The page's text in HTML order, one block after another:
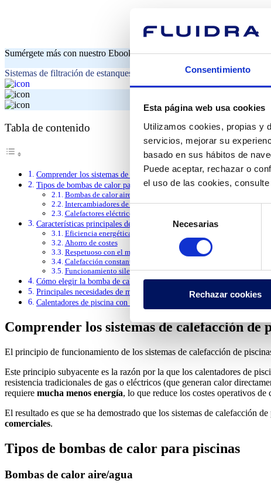
Consentimiento
Esta página web usa cookies
Utilizamos cookies, propias y
servicios, mejorar su
basado en sus hábitos de
Puede aceptar, rechazar o
el uso de las cookies,
Selección
de
consentimiento
Necesarias
Rechazar cookies
Sumérgete más con nuestro Ebook
Sistemas de filtración de estanques: encuentra la solución ideal para
Tabla de contenido
Comprender los sistemas de calefacción de piscinas con bombas de
Tipos de bombas de calor para piscinas
Bombas de calor aire/agua
Intercambiadores de calor
Calefactores eléctricos
Características principales de los sistemas de calefacción de piscinas
Eficiencia energética
Ahorro de costes
Respetuoso con el medio ambiente
Calefacción constante y fiable
Funcionamiento silencioso
Cómo elegir la bomba de calor adecuada para su piscina
Principales necesidades de mantenimiento de los calentadores de
Calentadores de piscina con bomba de calor: la solución para un calor
Comprender los sistemas de calefacción de
El principio de funcionamiento de los sistemas de calefacción de
Este principio subyacente es la razón por la que los calentadores de
resistencia tradicionales de gas o eléctricos (que generan calor
requiere mucha menos energía, lo que reduce los costes operativos
El resultado es que se ha demostrado que los sistemas de calefacción
comerciales.
Tipos de bombas de calor para piscinas
Bombas de calor aire/agua